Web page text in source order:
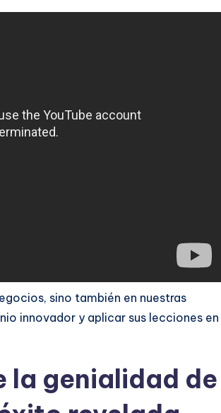
sino también en nuestras
innovador y aplicar sus lecciones en
la genialidad de